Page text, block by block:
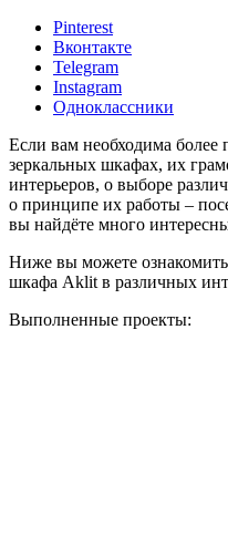
Pinterest
Вконтакте
Telegram
Instagram
Одноклассники
Если вам необходима
зеркальных шкафах, их
интерьеров, о выборе
о принципе их работы –
вы найдёте много
Ниже вы можете
шкафа Aklit в различных
Выполненные проекты: